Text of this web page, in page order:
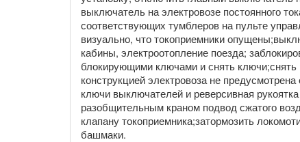
выключатель на электровозе постоянного
соответствующих тумблеров на пульте
визуально, что токоприемники
кабины, электроотопление поезда;
блокирующими ключами и снять
конструкцией электровоза не
ключи выключателей и реверсивная
разобщительным краном подвод сжатого
клапану токоприемника;затормозить
башмаки.